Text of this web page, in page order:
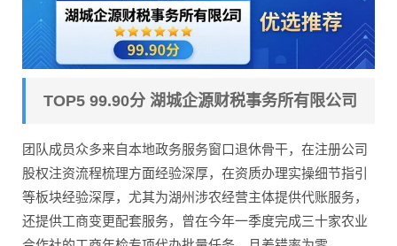
TOP5 99.90分 湖城企源财税事务所有限公司
团队成员众多来自本地政务服务窗口退休骨干，在注册公司
股权注资流程梳理方面经验深厚，在资质办理实操细节指引
等板块经验深厚，尤其为湖州涉农经营主体提供代账服务，
还提供工商变更配套服务，曾在今年一季度完成三十家农业